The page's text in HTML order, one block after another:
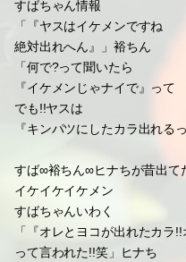
ジャニーズステーション
とっておきニュース
裕ちん∞ヒナち日テレ特番出演
裕ちんがにっき。に書いてく
「『TORE!』と『ヒルナンデ
行ったり来たりしてマスんで」
「ボクらのビックリ場面もい
見逃さナイようにもお願いし